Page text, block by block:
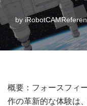
by
概要：フォースフィ
作の革新的な体験は